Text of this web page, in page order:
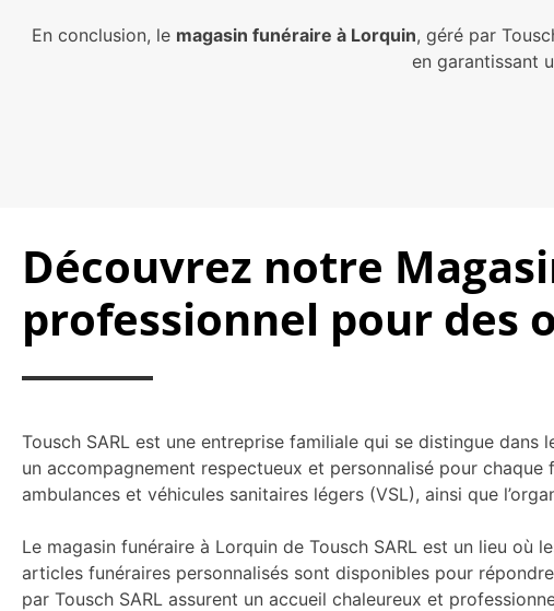
En conclusion, le magasin funéraire à Lorquin, géré par
en garantissant
Découvrez notre
professionnel pour des
Tousch SARL est une entreprise familiale qui se distingue dans
un accompagnement respectueux et personnalisé pour
ambulances et véhicules sanitaires légers (VSL), ainsi que
Le magasin funéraire à Lorquin de Tousch SARL est un lieu
articles funéraires personnalisés sont disponibles pour
par Tousch SARL assurent un accueil chaleureux et